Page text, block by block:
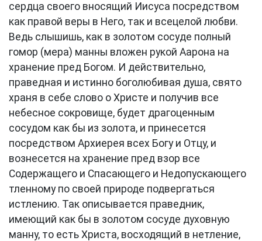
сердца своего вносящий Иисуса посредством
как правой веры в Него, так и всецелой любви.
Ведь слышишь, как в золотом сосуде полный
гомор (мера) манны вложен рукой Аарона на
хранение пред Богом. И действительно,
праведная и истинно боголюбивая душа, свято
храня в себе слово о Христе и получив все
небесное сокровище, будет драгоценным
сосудом как бы из золота, и принесется
посредством Архиерея всех Богу и Отцу, и
вознесется на хранение пред взор все
Содержащего и Спасающего и Недопускающего
тленному по своей природе подвергаться
истлению. Так описывается праведник,
имеющий как бы в золотом сосуде духовную
манну, то есть Христа, восходящий в нетление,